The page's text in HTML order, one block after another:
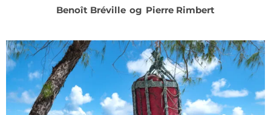
Benoît Bréville og Pierre Rimbert